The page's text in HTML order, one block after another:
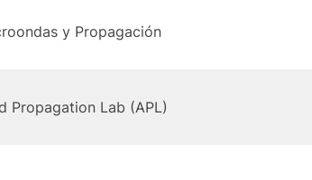
y Propagación
Propagation Lab (APL)